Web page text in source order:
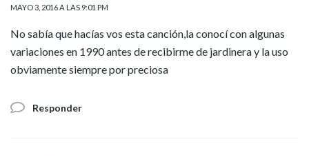
MAYO 3, 2016 A LAS 9:01 PM
No sabía que hacías vos esta canción,la conocí con algunas
variaciones en 1990 antes de recibirme de jardinera y la uso
obviamente siempre por preciosa
Responder